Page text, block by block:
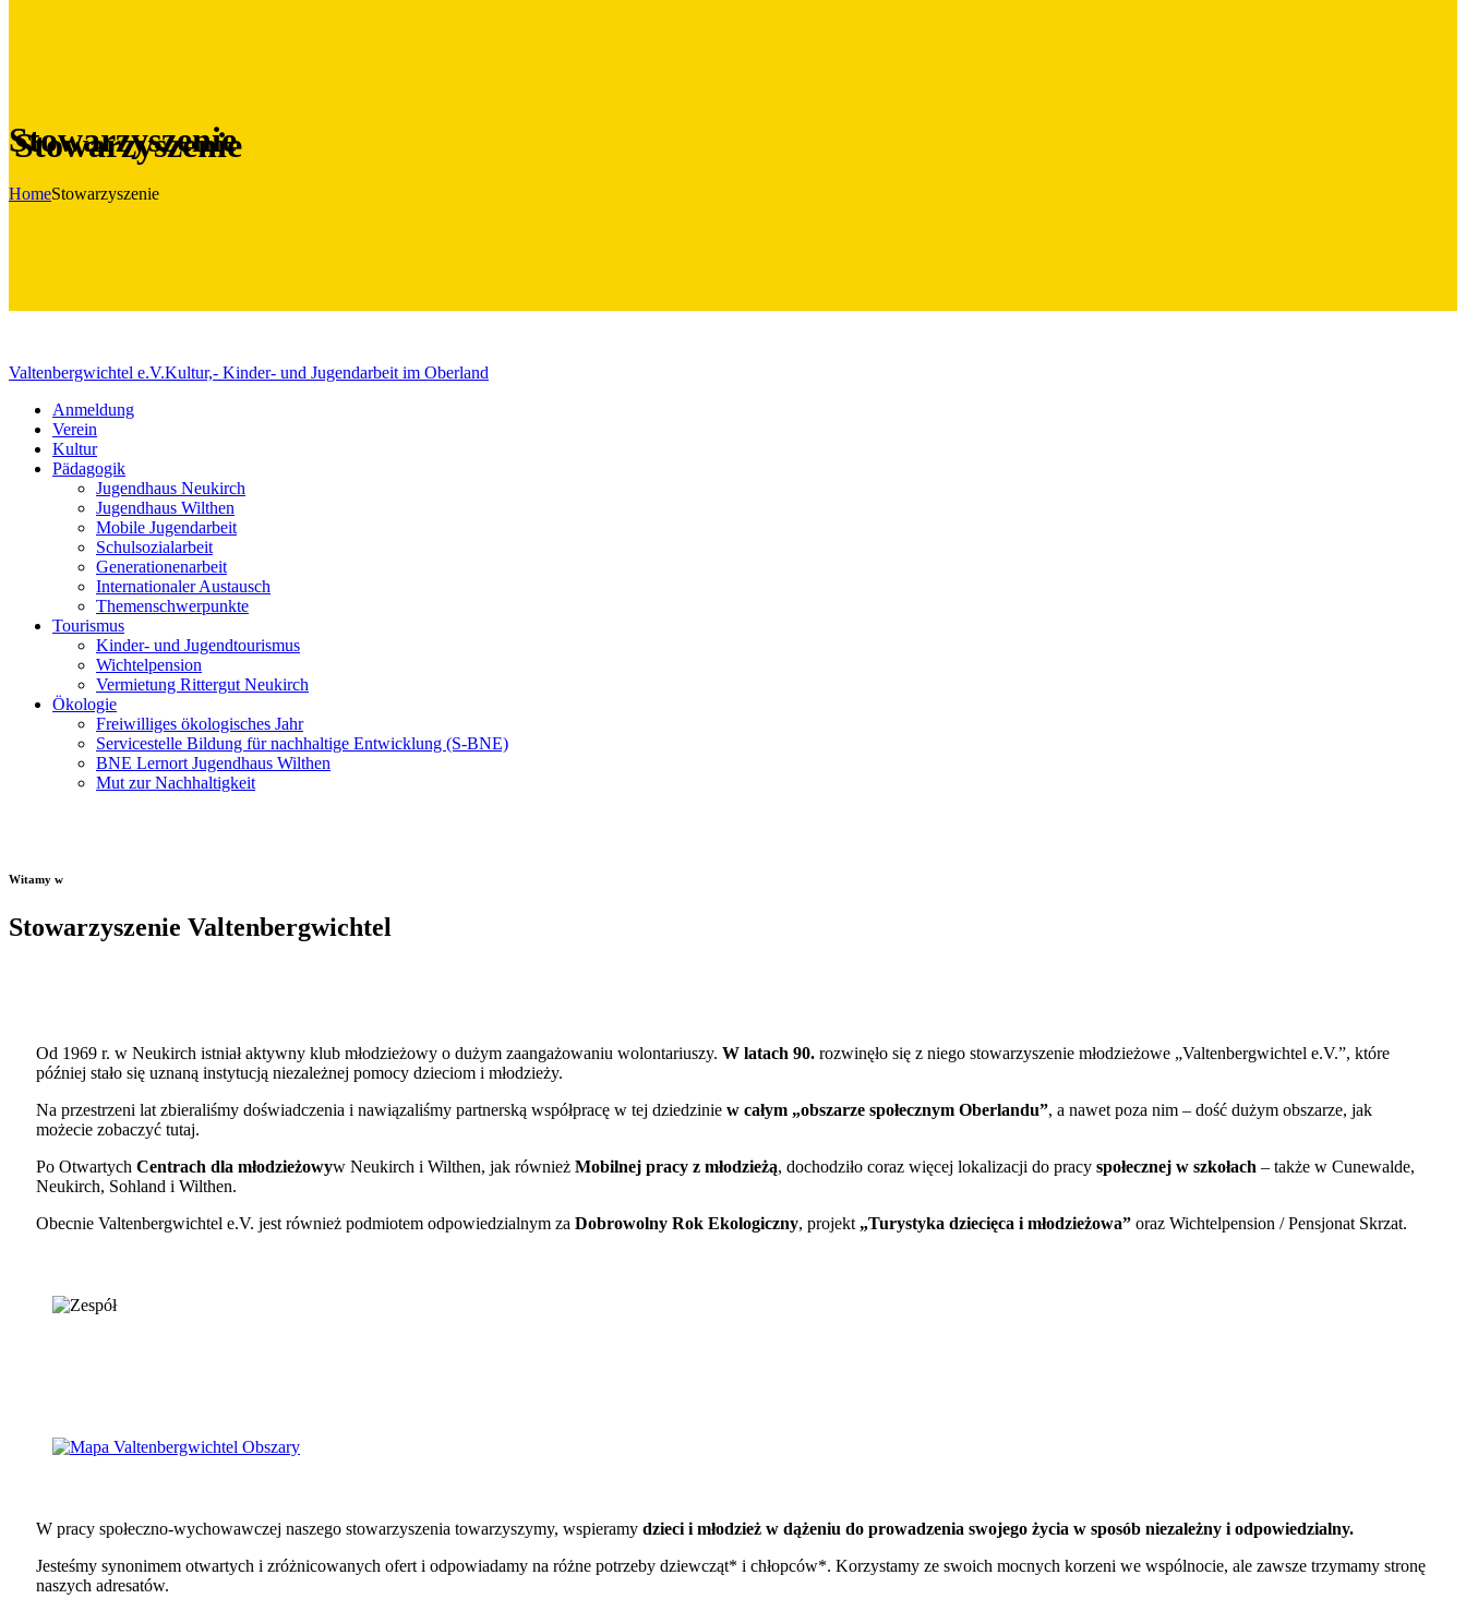
Stowarzyszenie
HomeStowarzyszenie
Valtenbergwichtel e.V.Kultur,- Kinder- und Jugendarbeit im Oberland
Anmeldung
Verein
Kultur
Pädagogik
Jugendhaus Neukirch
Jugendhaus Wilthen
Mobile Jugendarbeit
Schulsozialarbeit
Generationenarbeit
Internationaler Austausch
Themenschwerpunkte
Tourismus
Kinder- und Jugendtourismus
Wichtelpension
Vermietung Rittergut Neukirch
Ökologie
Freiwilliges ökologisches Jahr
Servicestelle Bildung für nachhaltige Entwicklung (S-BNE)
BNE Lernort Jugendhaus Wilthen
Mut zur Nachhaltigkeit
Witamy w
Stowarzyszenie Valtenbergwichtel
Od 1969 r. w Neukirch istniał aktywny klub młodzieżowy o dużym zaangażowaniu wolontariuszy. W latach 90. rozwinęło się z niego stowarzyszenie młodzieżowe „Valtenbergwichtel e.V.”, które
później stało się uznaną instytucją niezależnej pomocy dzieciom i młodzieży.
Na przestrzeni lat zbieraliśmy doświadczenia i nawiązaliśmy partnerską współpracę w tej dziedzinie w całym „obszarze społecznym Oberlandu”, a nawet poza nim – dość dużym obszarze, jak
możecie zobaczyć tutaj.
Po Otwartych Centrach dla młodzieżowyw Neukirch i Wilthen, jak również Mobilnej pracy z młodzieżą, dochodziło coraz więcej lokalizacji do pracy społecznej w szkołach – także w Cunewalde,
Neukirch, Sohland i Wilthen.
Obecnie Valtenbergwichtel e.V. jest również podmiotem odpowiedzialnym za Dobrowolny Rok Ekologiczny, projekt „Turystyka dziecięca i młodzieżowa” oraz Wichtelpension / Pensjonat Skrzat.
W pracy społeczno-wychowawczej naszego stowarzyszenia towarzyszymy, wspieramy dzieci i młodzież w dążeniu do prowadzenia swojego życia w sposób niezależny i odpowiedzialny.
Jesteśmy synonimem otwartych i zróżnicowanych ofert i odpowiadamy na różne potrzeby dziewcząt* i chłopców*. Korzystamy ze swoich mocnych korzeni we wspólnocie, ale zawsze trzymamy stronę
naszych adresatów.